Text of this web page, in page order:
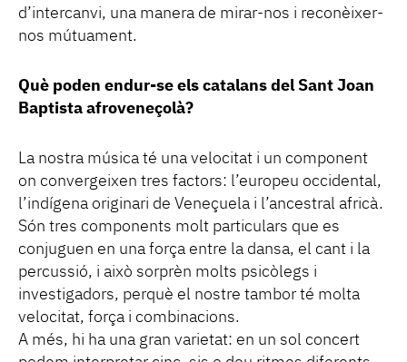
d’intercanvi, una manera de mirar-nos i reconèixer-
nos mútuament.
Què poden endur-se els catalans del Sant Joan
Baptista afroveneçolà?
La nostra música té una velocitat i un component
on convergeixen tres factors: l’europeu occidental,
l’indígena originari de Veneçuela i l’ancestral africà.
Són tres components molt particulars que es
conjuguen en una força entre la dansa, el cant i la
percussió, i això sorprèn molts psicòlegs i
investigadors, perquè el nostre tambor té molta
velocitat, força i combinacions.
A més, hi ha una gran varietat: en un sol concert